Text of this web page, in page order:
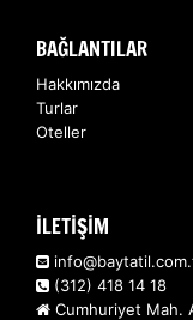
BAĞLANTILAR
Hakkımızda
Turlar
Oteller
İLETİŞİM
(312) 418 14 18
Cumhuriyet Mah.